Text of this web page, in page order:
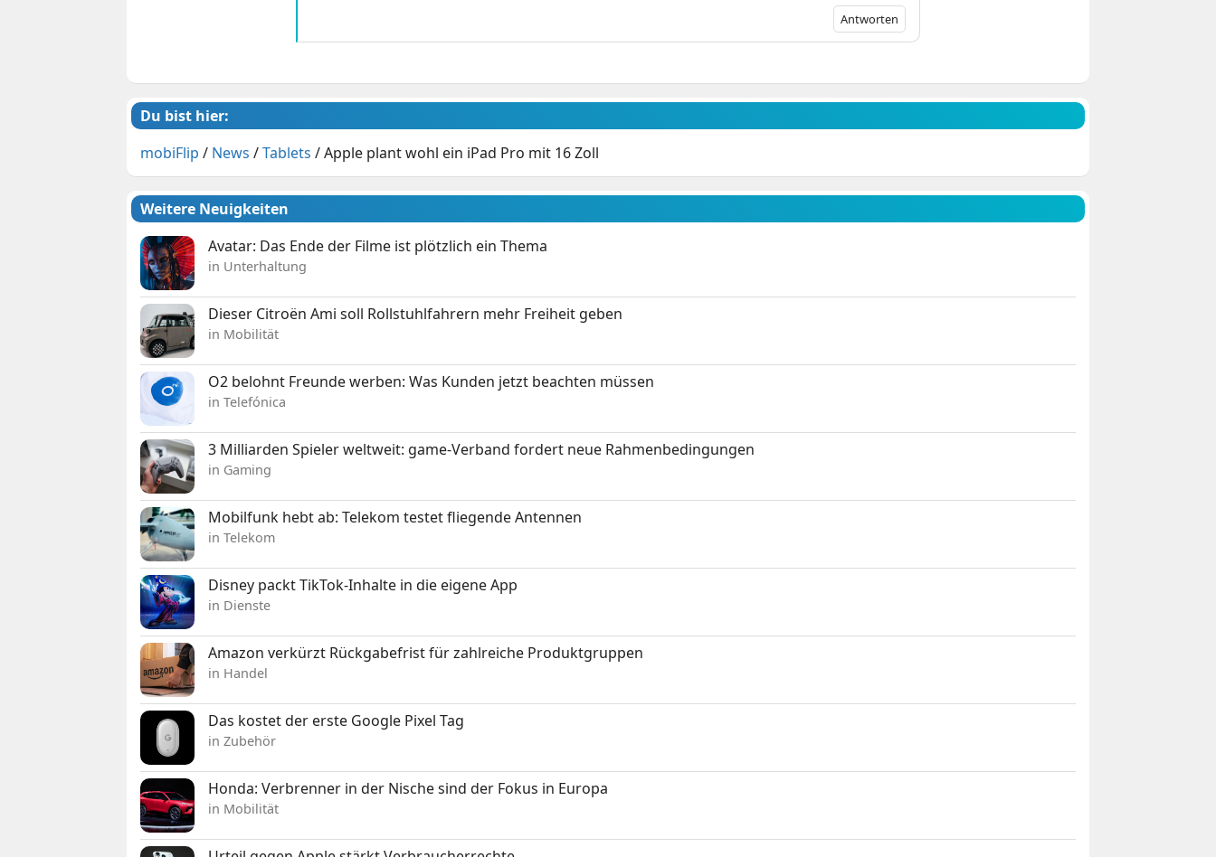
Antworten
Du bist hier:
mobiFlip / News /Tablets /Apple plant wohl ein iPad Pro mit 16 Zoll
Weitere Neuigkeiten
Avatar: Das Ende der Filme ist plötzlich ein Thema
in Unterhaltung
Dieser Citroën Ami soll Rollstuhlfahrern mehr Freiheit geben
in Mobilität
O2 belohnt Freunde werben: Was Kunden jetzt beachten müssen
in Telefónica
3 Milliarden Spieler weltweit: game-Verband fordert neue Rahmenbedingungen
in Gaming
Mobilfunk hebt ab: Telekom testet fliegende Antennen
in Telekom
Disney packt TikTok-Inhalte in die eigene App
in Dienste
Amazon verkürzt Rückgabefrist für zahlreiche Produktgruppen
in Handel
Das kostet der erste Google Pixel Tag
in Zubehör
Honda: Verbrenner in der Nische sind der Fokus in Europa
in Mobilität